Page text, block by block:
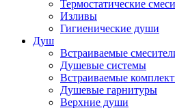
Термостатические
Изливы
Гигиенические души
Душ
Встраиваемые
Душевые системы
Встраиваемые
Душевые гарнитуры
Верхние души